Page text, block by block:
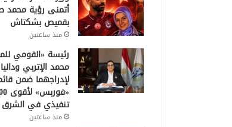
أتمنى رؤية محمد
بقميص بشكتاش
منذ ساعتين
رئيسة «القومي
محمد الإتربي
لإدراجهما ضمن
تنفيذي في
منذ ساعتين